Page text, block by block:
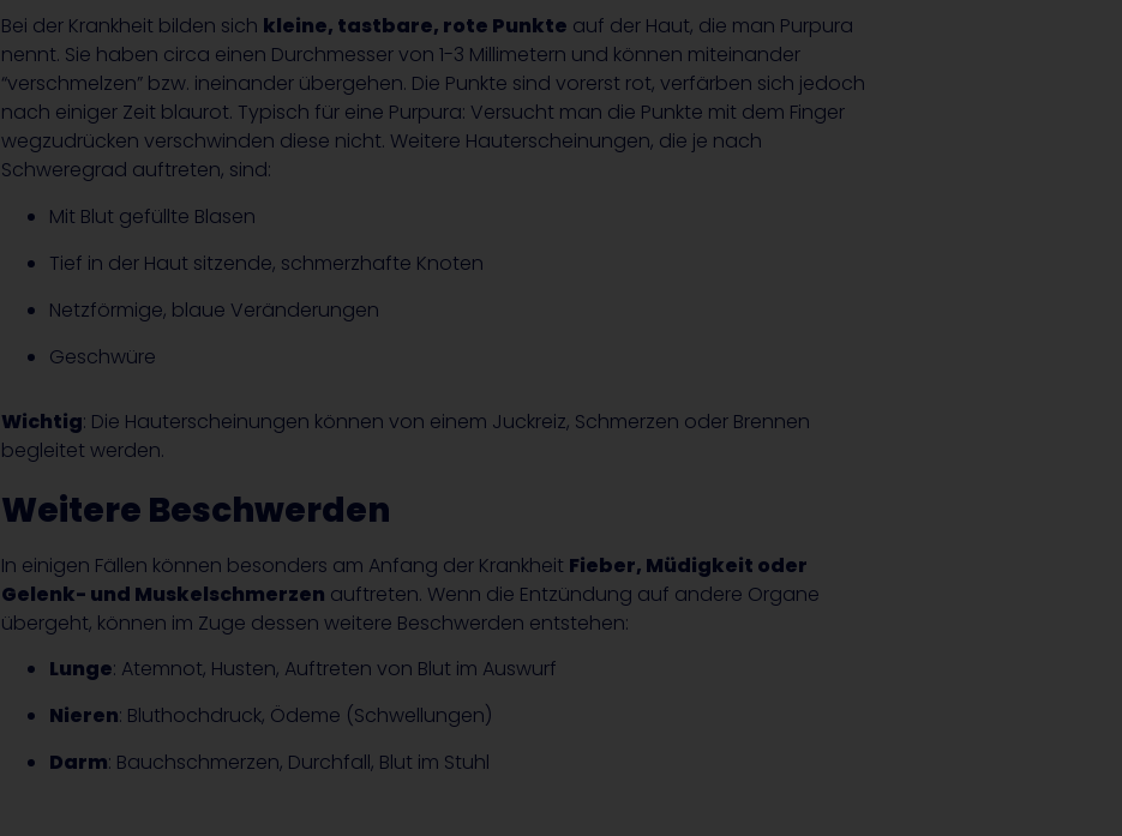
Bei der Krankheit bilden sich kleine, tastbare, rote Punkte auf der Haut, die man Purpura
nennt. Sie haben circa einen Durchmesser von 1-3 Millimetern und können miteinander
“verschmelzen” bzw. ineinander übergehen. Die Punkte sind vorerst rot, verfärben sich jedoch
nach einiger Zeit blaurot. Typisch für eine Purpura: Versucht man die Punkte mit dem Finger
wegzudrücken verschwinden diese nicht. Weitere Hauterscheinungen, die je nach
Schweregrad auftreten, sind:
Mit Blut gefüllte Blasen
Tief in der Haut sitzende, schmerzhafte Knoten
Netzförmige, blaue Veränderungen
Geschwüre
Wichtig: Die Hauterscheinungen können von einem Juckreiz, Schmerzen oder Brennen
begleitet werden.
Weitere Beschwerden
In einigen Fällen können besonders am Anfang der Krankheit Fieber, Müdigkeit oder
Gelenk- und Muskelschmerzen auftreten. Wenn die Entzündung auf andere Organe
übergeht, können im Zuge dessen weitere Beschwerden entstehen:
Lunge: Atemnot, Husten, Auftreten von Blut im Auswurf
Nieren: Bluthochdruck, Ödeme (Schwellungen)
Darm: Bauchschmerzen, Durchfall, Blut im Stuhl